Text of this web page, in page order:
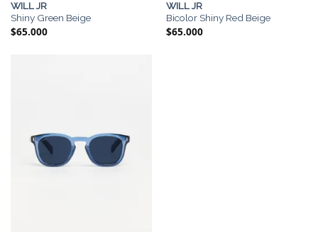
WILL JR
Shiny Green Beige
$65.000
WILL JR
Bicolor Shiny Red Beige
$65.000